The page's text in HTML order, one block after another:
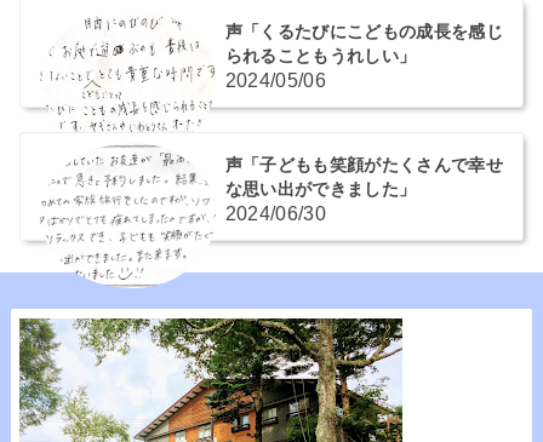
声「くるたびにこどもの成長を感じ
られることもうれしい」
2024/05/06
声「子どもも笑顔がたくさんで幸せ
な思い出ができました」
2024/06/30